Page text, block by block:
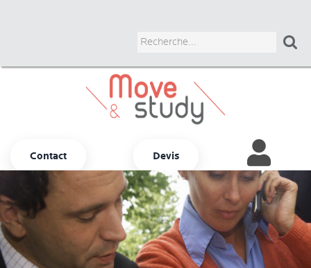
Contact Devis 
Autres options
ADULTES
JUNIORS
UNIVERSITAIRES
BUSINESS